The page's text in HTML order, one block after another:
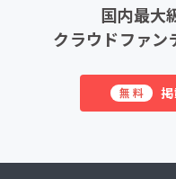
国内最大
クラウドファン
無料